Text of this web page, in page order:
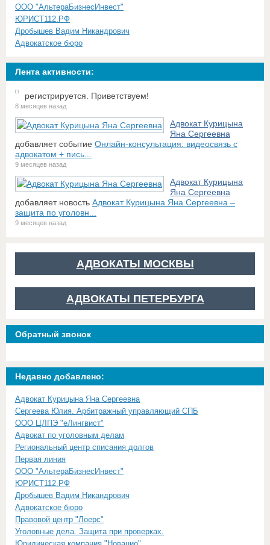
ООО "АльтераБизнесИнвест"
ЮРИСТ112.РФ
Дробышев Вадим Никандрович
Адвокатское бюро
Лента активности:
регистрируется. Приветствуем!
8 месяцев назад
Адвокат Курицына
Яна Сергеевна
добавляет событие Онлайн-консультация: видеосвязь с
адвокатом + пись...
9 месяцев назад
Адвокат Курицына
Яна Сергеевна
добавляет новость Адвокат Курицына Яна Сергеевна –
защита по уголовн...
9 месяцев назад
АДВОКАТЫ МОСКВЫ
АДВОКАТЫ ПЕТЕРБУРГА
Обратный звонок
Недавно добавлено:
Адвокат Курицына Яна Сергеевна
Сергеева Юлия. Арбитражный управляющий СПБ
ООО ЦЛПЭ "еЛингвист"
Адвокат по уголовным делам
Региональный центр списания долгов
Первая линия
ООО "АльтераБизнесИнвест"
ЮРИСТ112.РФ
Дробышев Вадим Никандрович
Адвокатское бюро
Правовой центр "Лоерс"
Уголовные дела. Защита при проверках.